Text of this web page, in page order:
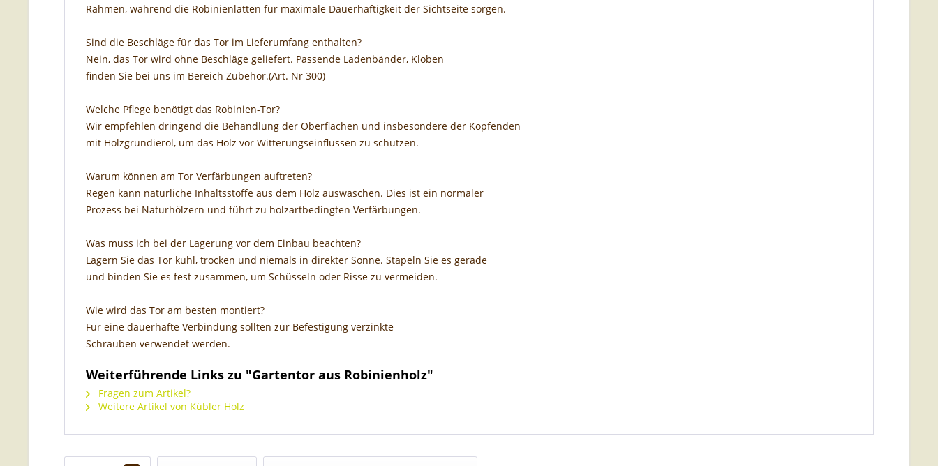
Rahmen, während die Robinienlatten für maximale Dauerhaftigkeit der Sichtseite sorgen.
Sind die Beschläge für das Tor im Lieferumfang enthalten?
Nein, das Tor wird ohne Beschläge geliefert. Passende Ladenbänder, Kloben
finden Sie bei uns im Bereich Zubehör.(Art. Nr 300)
Welche Pflege benötigt das Robinien-Tor?
Wir empfehlen dringend die Behandlung der Oberflächen und insbesondere der Kopfenden
mit Holzgrundieröl, um das Holz vor Witterungseinflüssen zu schützen.
Warum können am Tor Verfärbungen auftreten?
Regen kann natürliche Inhaltsstoffe aus dem Holz auswaschen. Dies ist ein normaler
Prozess bei Naturhölzern und führt zu holzartbedingten Verfärbungen.
Was muss ich bei der Lagerung vor dem Einbau beachten?
Lagern Sie das Tor kühl, trocken und niemals in direkter Sonne. Stapeln Sie es gerade
und binden Sie es fest zusammen, um Schüsseln oder Risse zu vermeiden.
Wie wird das Tor am besten montiert?
Für eine dauerhafte Verbindung sollten zur Befestigung verzinkte
Schrauben verwendet werden.
Weiterführende Links zu "Gartentor aus Robinienholz"
Fragen zum Artikel?
Weitere Artikel von Kübler Holz